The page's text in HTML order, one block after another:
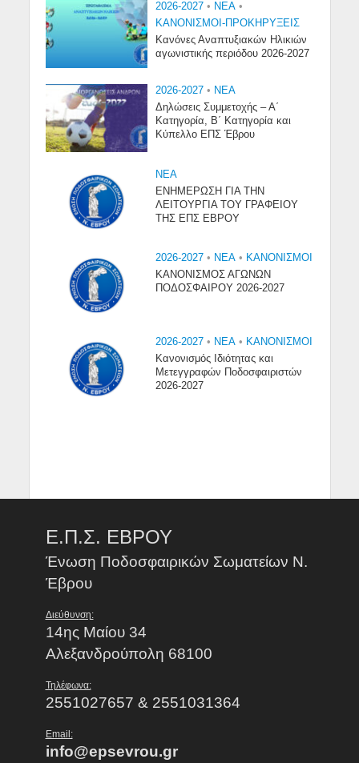
2026-2027 • NEA •
ΚΑΝΟΝΙΣΜΟΙ-ΠΡΟΚΗΡΥΞΕΙΣ
Κανόνες Αναπτυξιακών Ηλικιών
αγωνιστικής περιόδου 2026-2027
2026-2027 • NEA
Δηλώσεις Συμμετοχής – Α΄
Κατηγορία, Β΄ Κατηγορία και
Κύπελλο ΕΠΣ Έβρου
NEA
ΕΝΗΜΕΡΩΣΗ ΓΙΑ ΤΗΝ
ΛΕΙΤΟΥΡΓΙΑ ΤΟΥ ΓΡΑΦΕΙΟΥ
ΤΗΣ ΕΠΣ ΕΒΡΟΥ
2026-2027 • NEA • ΚΑΝΟΝΙΣΜΟΙ
ΚΑΝΟΝΙΣΜΟΣ ΑΓΩΝΩΝ
ΠΟΔΟΣΦΑΙΡΟΥ 2026-2027
2026-2027 • NEA • ΚΑΝΟΝΙΣΜΟΙ
Κανονισμός Ιδιότητας και
Μετεγγραφών Ποδοσφαιριστών
2026-2027
Ε.Π.Σ. ΕΒΡΟΥ
Ένωση Ποδοσφαιρικών Σωματείων Ν.
Έβρου
Διεύθυνση:
14ης Μαίου 34
Αλεξανδρούπολη 68100
Τηλέφωνα:
2551027657 & 2551031364
Email:
info@epsevrou.gr